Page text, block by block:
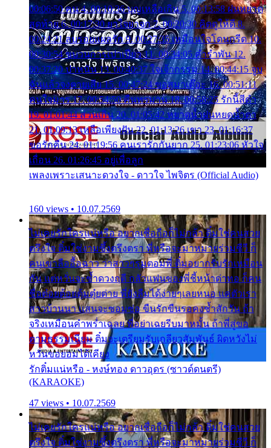
00:06:50 คน 4. 00:10:36 บุญเหลือเกิน 5. 00:13:58 ฝนหยาด
สุดท้าย 6. 00:17:30 ยาใจยาจก 7. 00:20:30 คิดดูให้ดี 8.
00:24:21 ลบรอยแผลรัก 9. 00:27:35 เหมือนใจโดนกรีด 10.
00:30:54 ขบวนการเปาเปียว 11. 00:34:05 คำรำพัน 12.
00:37:20 ปาหนัน 13. 00:40:37 ใจเจ้ากรรม 14. 00:44:15 จูบ
ฉันแล้วจงตายเสีย 15. 00:47:24 ขอสูมาเต๊อะ 16. 00:51:11
คนใจมาร 17. 00:54:50 คืนทรมาน 18. 00:58:25 รักนี้สีดำ
19. 01:01:44 ส่วนเกิน 20. 01:05:42 หยาดน้ำฝนหยดน้ำตา
21. 01:09:13 เหลือเพียงฝัน 22. 01:13:26 เขา 23. 01:16:37
ขอรักคืน 24. 01:19:56 คนเรารักกันยาก 25. 01:23:06 หัวใจ
เถื่อน 26. 01:26:45 อยู่เพื่อลูก
เพลงเพราะเสนาะดวงใจ - ดาวใจ ไพจิตร (Official Audio)
160 views • 10.07.2569
ไม่เคยรักใครแน่หรือ อยากเชื่อถือก็ไม่กล้า ติ๋มใช่คนสวย
ตรึงใจ ติ๋มใช่งามซึ้งตรึงตรา พี่หรือจะมาหมายร่วมชีวี ก็
คนเขาลืออื้อฉาว ว่าสาวๆรุมตอมพี่ ติ๋มอยากรับรักเหมือน
กัน แต่หวั่นจะช้ำดวงฤดี กลัวแฟนของพี่ชี้หน้าด่าทอ ก็คน
ชื่อต๋อยต้อยตุ้มตุ๋ยต่าย พี่ยังลืมได้ง่ายๆเลยหนอ แค่ตัวเรา
สาวบ้านนา แสนจะซอมซ่อ ขืนรักขืนรอคงช้ำสักวัน ถ้า
จริงเหมือนคำพร่ำเฉลย พี่อย่าเฉยรีบมาหมั้น ถ้าพี่สู่ขอ
ตามธรรมเนียม ติ๋มจะเตรียมรับเกลียวสัมพันธ์ ผิดหวังไม่
หวั่นขอยอมได้เคียง
รักติ๋มแน่หรือ - หงษ์ทอง ดาวอุดร (ซาวด์ดนตรี)
(KARAOKE)
47 views • 10.07.2569
ไม่เคยรักใครแน่หรือ อยากเชื่อถือก็ไม่กล้า ติ๋มใช่คนสวย
ตรึงใจ ติ๋มใช่งามซึ้งตรึงตรา พี่หรือจะมาหมายร่วมชีวี ก็